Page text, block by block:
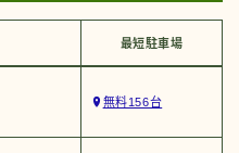
最短駐車場
無料156台